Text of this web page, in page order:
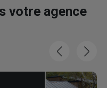
votre agence